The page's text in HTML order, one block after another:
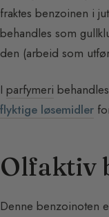
fraktes benzoinen i
behandles som
den (arbeid som
I parfymeri
flyktige løsemidler
Olfaktiv
Denne benzoinoten